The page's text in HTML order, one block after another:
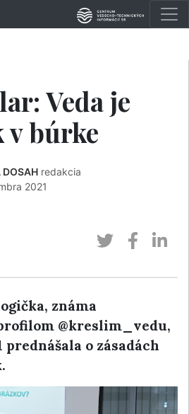
Veda je
v búrke
DOSAH redakcia
2021
známa
@kreslim_vedu,
o zásadách